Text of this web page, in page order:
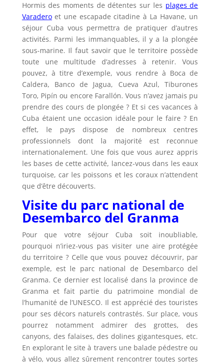
Hormis des moments de détentes sur les plages de
Varaderoet une escapade citadine à La Havane, un
séjour Cuba vous permettra de pratiquer d’autres
activités. Parmi les immanquables, il y a la plongée
sous-marine. Il faut savoir que le territoire possède
toute une multitude d’adresses à retenir. Vous
pouvez, à titre d’exemple, vous rendre à Boca de
Caldera, Banco de Jagua, Cueva Azul, Tiburones
Toro, Pipín ou encore Farallón. Vous n’avez jamais pu
prendre des cours de plongée ? Et si ces vacances à
Cuba étaient une occasion idéale pour le faire ? En
effet, le pays dispose de nombreux centres
professionnels dont la majorité est reconnue
internationalement. Une fois que vous aurez appris
les bases de cette activité, lancez-vous dans les eaux
turquoise, car les poissons et les coraux n’attendent
que d’être découverts.
Visite du parc national de
Desembarco del Granma
Pour que votre séjour Cuba soit inoubliable,
pourquoi n’iriez-vous pas visiter une aire protégée
du territoire ? Celle que vous pouvez découvrir, par
exemple, est le parc national de Desembarco del
Granma. Ce dernier est localisé dans la province de
Granma et fait partie du patrimoine mondial de
l’humanité de l’UNESCO. Il est apprécié des touristes
pour ses décors naturels contrastés. Sur place, vous
pourrez notamment admirer des grottes, des
canyons, des falaises, des dolines gigantesques, etc.
En explorant le site à travers une balade pédestre ou
à vélo, vous allez sûrement rencontrer toutes sortes